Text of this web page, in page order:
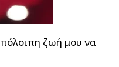
ζωή μου να